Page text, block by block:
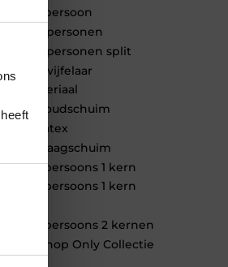
1 persoon
2 personen
2 personen split
Twijfelaar
Materiaal
Koudschuim
Latex
Traagschuim
Tweepersoons 1 kern
Tweepersoons 1 kern
Tweepersoons 2 kernen
Webshop Only Collectie